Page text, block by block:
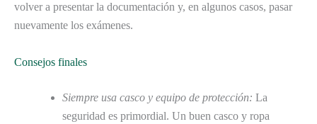
volver a presentar la documentación y, en algunos casos, pasar
nuevamente los exámenes.
Consejos finales
Siempre usa casco y equipo de protección: La
seguridad es primordial. Un buen casco y ropa